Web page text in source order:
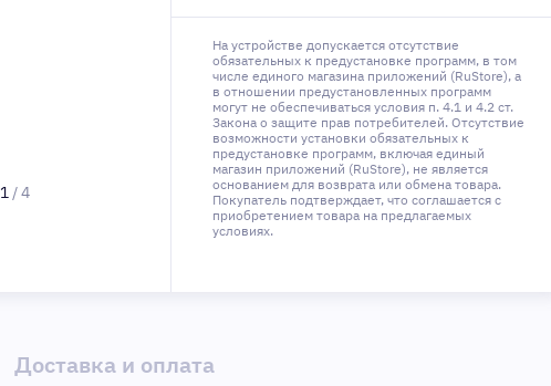
1/4
На устройстве допускается отсутствие
обязательных к предустановке программ, в том
числе единого магазина приложений (RuStore), а
в отношении предустановленных программ
могут не обеспечиваться условия п. 4.1 и 4.2 ст.
Закона о защите прав потребителей. Отсутствие
возможности установки обязательных к
предустановке программ, включая единый
магазин приложений (RuStore), не является
основанием для возврата или обмена товара.
Покупатель подтверждает, что соглашается с
приобретением товара на предлагаемых
условиях.
Доставка и оплата